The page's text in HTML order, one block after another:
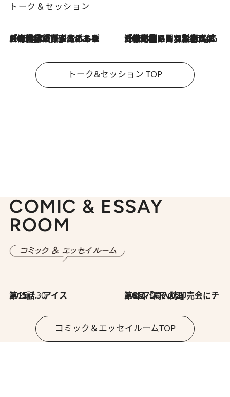
トーク＆セッション
2026.8.3
「今後値上げがあるとすれば…」「リスクがあるのは今年の冬」エネルギー専門家が語る、ホルムズ海峡封鎖が家庭にもたらす“ある心配” 2026.8.3
「住宅建てられない…」「サーチャージ料の高値が続いている」ホルムズ海峡封鎖による影響はいつまで続く？《エネルギー専門家に聞く“どうなる日本の暮らし”》
トーク&セッション TOP
COMIC & ESSAY
ROOM
2026.7.30
第15話 アイス 2026.7.30
第8回「同人誌即売会にチャレンジ その2」
コミック＆エッセイルームTOP